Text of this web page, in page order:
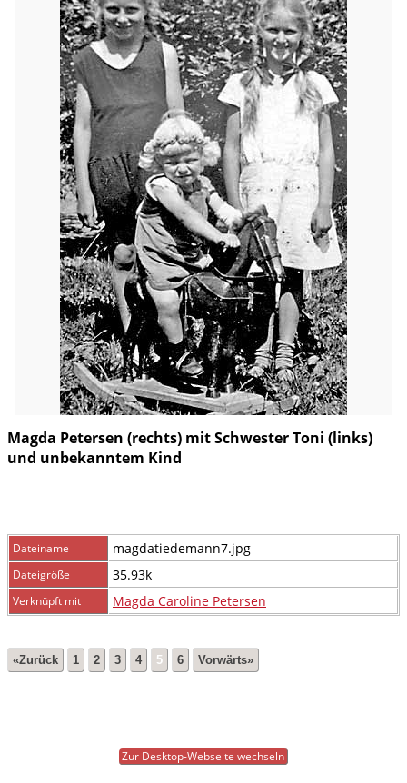
Magda Petersen (rechts) mit Schwester Toni (links)
und unbekanntem Kind
Dateiname magdatiedemann7.jpg
Dateigröße 35.93k
Verknüpft mit Magda Caroline Petersen
«Zurück 1 2 3 4 5 6 Vorwärts»
Zur Desktop-Webseite wechseln